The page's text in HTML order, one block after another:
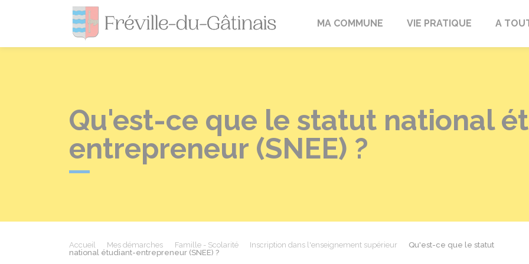
Fréville-du-Gâtinais
MA COMMUNE VIE PRATIQUE A
Qu'est-ce que le statut national
entrepreneur (SNEE) ?
Accueil Mes démarches Famille - Scolarité Inscription dans l'enseignement supérieur
Qu'est-ce que le statut
national étudiant-entrepreneur (SNEE) ?